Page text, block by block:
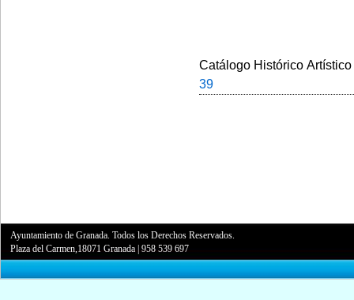
Catálogo Histórico
39
Ayuntamiento de Granada. Todos los Derechos Reservados.
Plaza del Carmen,18071 Granada |958 539 697